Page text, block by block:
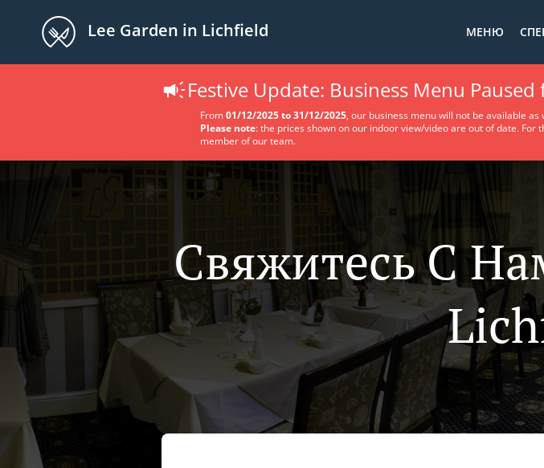
Lee Garden in Lichfield МЕНЮ
Festive Update: Business Menu
From01/12/2025 to 31/12/2025, our business menu will not be available
Please note: the prices shown on our indoor view/video are out of date.
member of our team.
Свяжитесь С